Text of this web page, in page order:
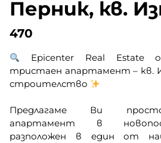
Перник, кв.
470
Epicenter Real Estate
тристаен апартамент – кв.
строителство
Предлагаме Ви
апартамент в
разположен в един от